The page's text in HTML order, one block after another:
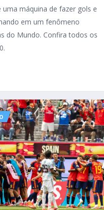
uma máquina de fazer gols e
em um fenômeno
do Mundo. Confira todos os